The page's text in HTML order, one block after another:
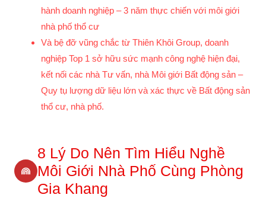
hành doanh nghiệp – 3 năm thực chiến với môi giới
nhà phố thổ cư
Và bệ đỡ vũng chắc từ Thiên Khôi Group, doanh
nghiệp Top 1 sở hữu sức mạnh công nghệ hiện đại,
kết nối các nhà Tư vấn, nhà Môi giới Bất động sản –
Quy tụ lượng dữ liệu lớn và xác thực về Bất động sản
thổ cư, nhà phố.
8 Lý Do Nên Tìm Hiểu Nghề
Môi Giới Nhà Phố Cùng Phòng
Gia Khang